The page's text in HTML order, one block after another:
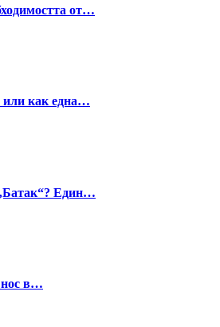
от…
как една…
Един…
в…